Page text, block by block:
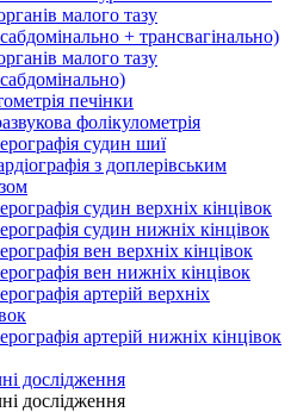
малого тазу
+ трансвагінально)
малого тазу
печінки
фолікулометрія
судин шиї
з доплерівським
судин верхніх кінцівок
судин нижніх кінцівок
вен верхніх кінцівок
вен нижніх кінцівок
артерій верхніх
артерій нижніх кінцівок
дослідження
дослідження